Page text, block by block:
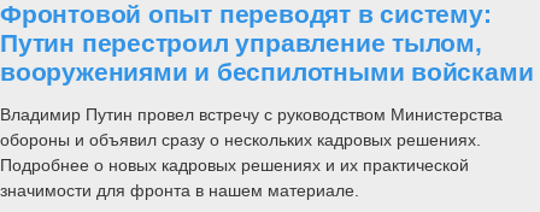
Фронтовой опыт переводят в систему:
Путин перестроил управление тылом,
вооружениями и беспилотными войсками
Владимир Путин провел встречу с руководством Министерства
обороны и объявил сразу о нескольких кадровых решениях.
Подробнее о новых кадровых решениях и их практической
значимости для фронта в нашем материале.